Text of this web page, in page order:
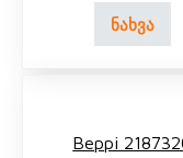
ნახვა
Beppi